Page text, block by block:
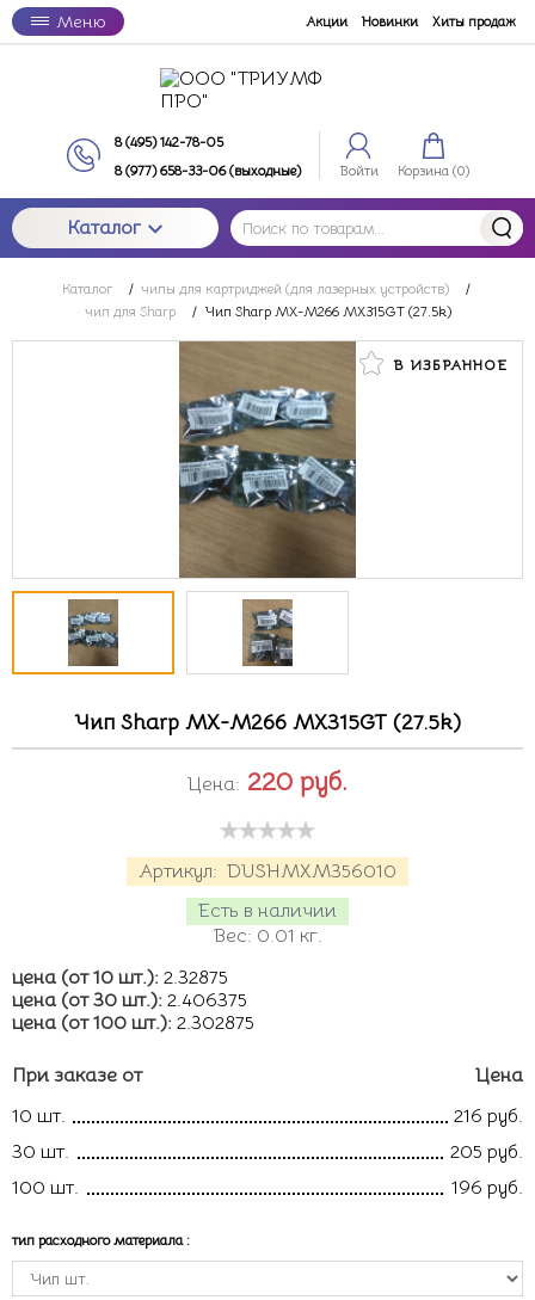
Меню Акции Новинки Хиты продаж
8 (495) 142-78-05
8 (977) 658-33-06 (выходные)
Войти Корзина (0)
Каталог
Каталог / чипы для картриджей (для лазерных устройств)
/
чип для Sharp
/ Чип Sharp MX-M266 MX315GT (27.5k)
В ИЗБРАННОЕ
Чип Sharp MX-M266 MX315GT (27.5k)
Артикул: DUSHMXM356010
Есть в наличии
Вес: 0.01 кг.
Цена: 220 руб.
цена (от 10 шт.): 2.32875
цена (от 30 шт.): 2.406375
цена (от 100 шт.): 2.302875
При заказе от
Цена
10 шт.
216 руб.
30 шт.
205 руб.
100 шт.
196 руб.
тип расходного материала :